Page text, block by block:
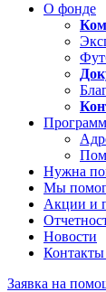
О фонде
Нужна
Мы
Акции и
Новости
Заявка на